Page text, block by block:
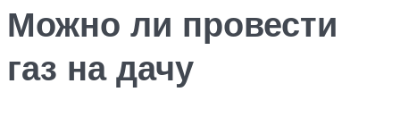
Можно ли провести
газ на дачу